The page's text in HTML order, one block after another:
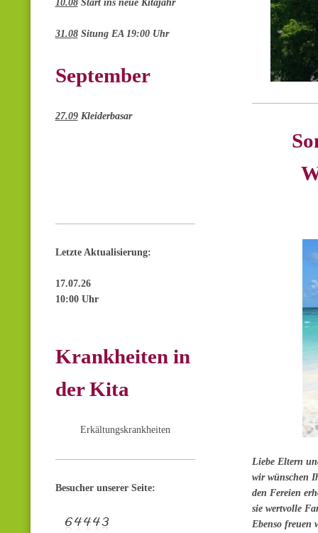
Liebe Eltern
wir wünschen
den Fereien
sie wertvolle
Ebenso freuen
10.08Start ins neue Kitajahr
31.08Situng EA 19:00 Uhr
September
27.09 Kleiderbasar
Letzte Aktualisierung:
17.07.26
10:00 Uhr
Krankheiten in
der Kita
Erkältungskrankheiten
Besucher unserer Seite: